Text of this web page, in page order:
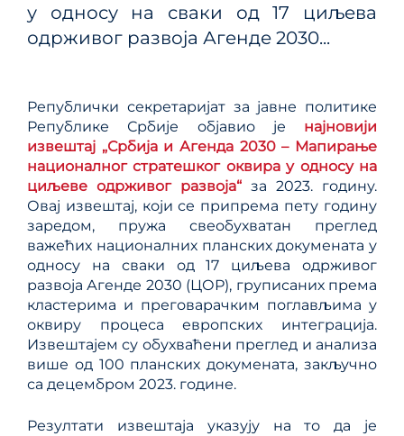
у односу на сваки од 17 циљева
одрживог развоја Агенде 2030...
Републички секретаријат за јавне политике
Републике Србије објавио је најновији
извештај „Србија и Агенда 2030 – Мапирање
националног стратешког оквира у односу на
циљеве одрживог развоја“ за 2023. годину.
Овај извештај, који се припрема пету годину
заредом, пружа свеобухватан преглед
важећих националних планских докумената у
односу на сваки од 17 циљева одрживог
развоја Агенде 2030 (ЦОР), груписаних према
кластерима и преговарачким поглављима у
оквиру процеса европских интеграција.
Извештајем су обухваћени преглед и анализа
више од 100 планских докумената, закључно
са децембром 2023. године.
Резултати извештаја указују на то да је